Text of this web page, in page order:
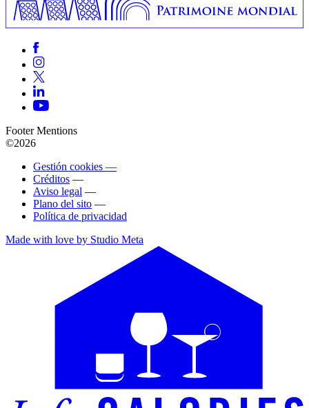
Footer Mentions
©2026
Gestión cookies —
Créditos —
Aviso legal —
Plano del sito —
Política de privacidad
Made with love by Studio Meta